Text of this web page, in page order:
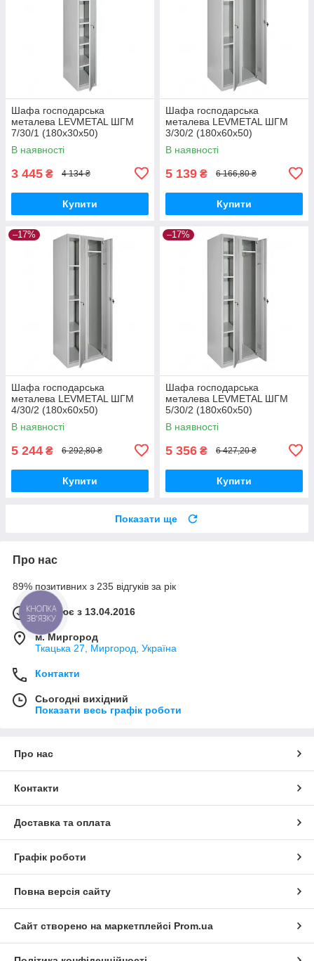
Шафа господарська
металева LEVMETAL ШГМ
7/30/1 (180х30х50)
В наявності
3 445 ₴ 4 134 ₴
Купити
Шафа господарська
металева LEVMETAL ШГМ
3/30/2 (180х60х50)
В наявності
5 139 ₴ 6 166,80 ₴
Купити
–17%
Шафа господарська
металева LEVMETAL ШГМ
4/30/2 (180х60х50)
В наявності
5 244 ₴ 6 292,80 ₴
Купити
–17%
Шафа господарська
металева LEVMETAL ШГМ
5/30/2 (180х60х50)
В наявності
5 356 ₴ 6 427,20 ₴
Купити
Показати ще
Про нас
89% позитивних з 235 відгуків за рік
Працює з 13.04.2016
м. Миргород
Ткацька 27, Миргород, Україна
Контакти
Сьогодні вихідний
Показати весь графік роботи
Про нас
Контакти
Доставка та оплата
Графік роботи
Повна версія сайту
Сайт створено на маркетплейсі Prom.ua
КНОПКА
ЗВ'ЯЗКУ